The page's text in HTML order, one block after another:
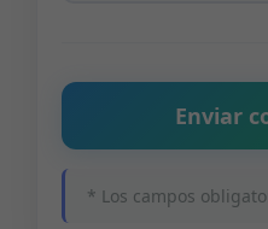
Enviar
* Los campos